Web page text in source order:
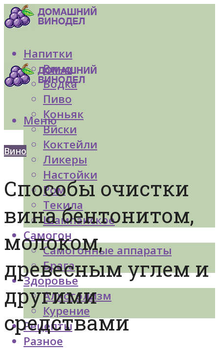
Напитки
Вино
Водка
Пиво
Коньяк
Виски
Коктейли
Ликеры
Настойки
Ром
Текила
Шампанское
Самогон
Самогонные аппараты
Брага
Здоровье
Алкоголизм
Курение
Рецепты
Разное
Меню
Вино
Способы очистки
вина бентонитом,
молоком,
древесным углем и
другими
средствами